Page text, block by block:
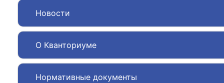
Новости
О Кванториуме
Нормативные документы